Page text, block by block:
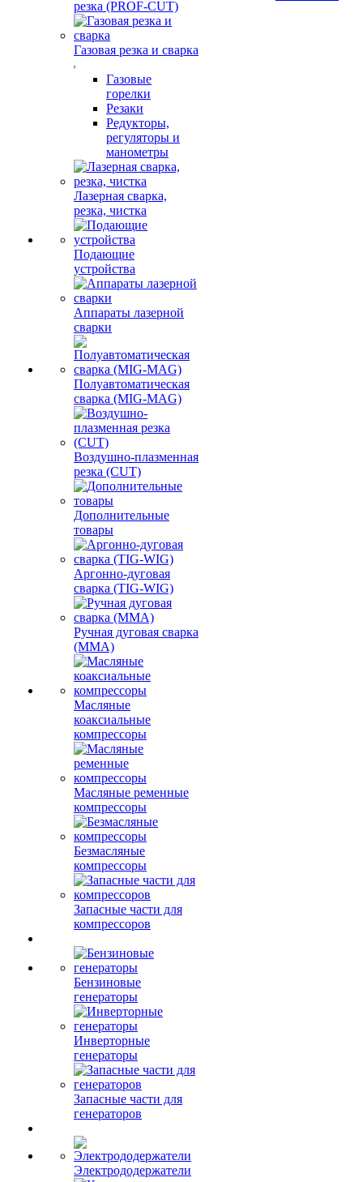
резка (PROF-CUT)
Газовая резка и сварка
Газовые
горелки
Резаки
Редукторы,
регуляторы и
манометры
Лазерная сварка,
резка, чистка
Подающие
устройства
Аппараты лазерной
сварки
Полуавтоматическая
сварка (MIG-MAG)
Воздушно-плазменная
резка (CUT)
Дополнительные
товары
Аргонно-дуговая
сварка (TIG-WIG)
Ручная дуговая сварка
(MMA)
Масляные
коаксиальные
компрессоры
Масляные ременные
компрессоры
Безмасляные
компрессоры
Запасные части для
компрессоров
Бензиновые
генераторы
Инверторные
генераторы
Запасные части для
генераторов
Электрододержатели